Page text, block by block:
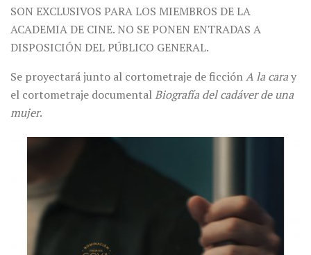
SON EXCLUSIVOS PARA LOS MIEMBROS DE LA
ACADEMIA DE CINE. NO SE PONEN ENTRADAS A
DISPOSICIÓN DEL PÚBLICO GENERAL.
Se proyectará junto al cortometraje de ficciónA la caray
el cortometraje documentalBiografía del cadáver de una
mujer.